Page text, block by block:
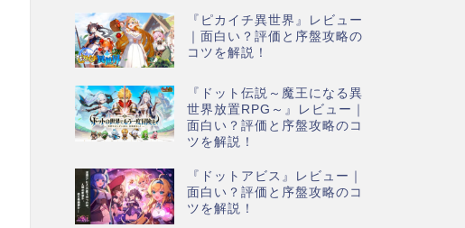
『ピカイチ異世界』レビュー
｜面白い？評価と序盤攻略の
コツを解説！
『ドット伝説～魔王になる異
世界放置RPG～』レビュー｜
面白い？評価と序盤攻略のコ
ツを解説！
『ドットアビス』レビュー｜
面白い？評価と序盤攻略のコ
ツを解説！